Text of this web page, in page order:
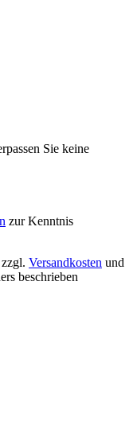
Sie keine
zur Kenntnis
Versandkosten und
beschrieben